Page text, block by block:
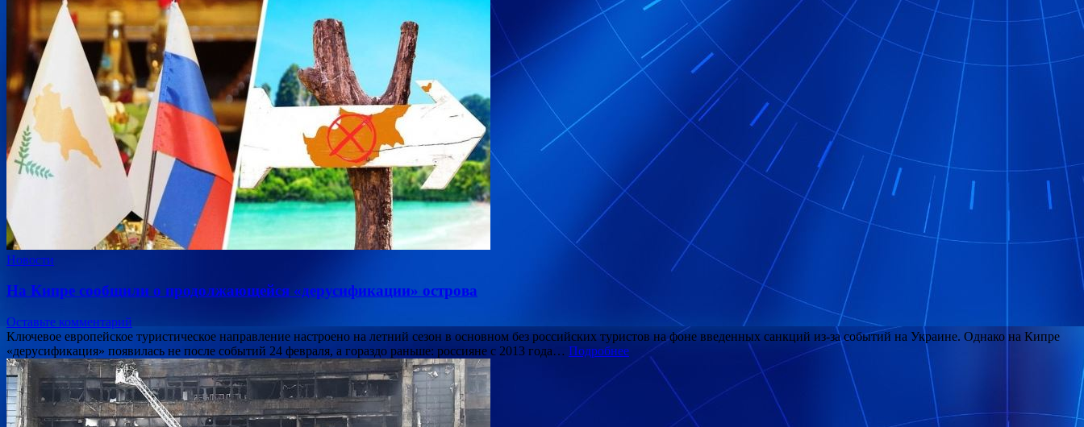
Новости
На Кипре сообщили о продолжающейся «дерусификации» острова
Оставьте комментарий
Ключевое европейское туристическое направление настроено на летний сезон в основном без российских туристов на фоне введенных санкций из-за событий на Украине. Однако на Кипре
«дерусификация» появилась не после событий 24 февраля, а гораздо раньше: россияне с 2013 года… Подробнее